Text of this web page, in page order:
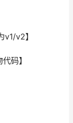
v2】
码】